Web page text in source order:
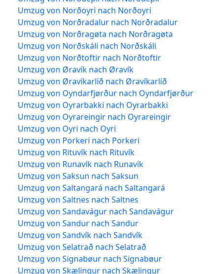
Umzug von Norðoyri nach Norðoyri
Umzug von Norðradalur nach Norðradalur
Umzug von Norðragøta nach Norðragøta
Umzug von Norðskáli nach Norðskáli
Umzug von Norðtoftir nach Norðtoftir
Umzug von Øravík nach Øravík
Umzug von Øravíkarlíð nach Øravíkarlíð
Umzug von Oyndarfjørður nach Oyndarfjørður
Umzug von Oyrarbakki nach Oyrarbakki
Umzug von Oyrareingir nach Oyrareingir
Umzug von Oyri nach Oyri
Umzug von Porkeri nach Porkeri
Umzug von Rituvík nach Rituvík
Umzug von Runavík nach Runavík
Umzug von Saksun nach Saksun
Umzug von Saltangará nach Saltangará
Umzug von Saltnes nach Saltnes
Umzug von Sandavágur nach Sandavágur
Umzug von Sandur nach Sandur
Umzug von Sandvík nach Sandvík
Umzug von Selatrað nach Selatrað
Umzug von Signabøur nach Signabøur
Umzug von Skælingur nach Skælingur